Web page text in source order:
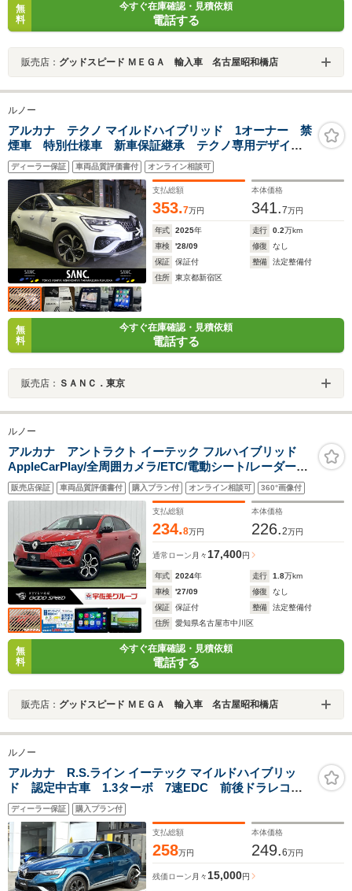
無
料
今すぐ在庫確認・見積依頼
電話する
販売店： グッドスピード ＭＥＧＡ 輸入車 名古屋昭和橋店
ルノー
アルカナ テクノ マイルドハイブリッド 1オーナー 禁
煙車 特別仕様車 新車保証継承 テクノ専用デザイ
ン 18インチアロイホイール ARKAMYSサウンドプロ
セッサー付オーディオ 360°カメラ 9.3インチマルチメ
ディアEASY LINK LEDヘッドライト ETC
ディーラー保証 車両品質評価書付 オンライン相談可
支払総額
353.7万円
本体価格
341.7万円
年式 2025年 走行 0.2万km
車検
'28/09 修復
なし
保証
保証付 整備
法定整備付
住所
東京都新宿区
無
料
今すぐ在庫確認・見積依頼
電話する
販売店： ＳＡＮＣ．東京
ルノー
アルカナ アントラクト イーテック フルハイブリッド
AppleCarPlay/全周囲カメラ/ETC/電動シート/レーダーク
ルーズ/ブラインドスポット/クリアランスソナー/パーキン
グアシスト/シートヒーター/パーキングアシスト/ステアリ
ングリモコン/プッシュスタート/純正アルミ/
販売店保証 車両品質評価書付 購入プラン付 オンライン相談可 360°画像付
支払総額
234.8万円
本体価格
226.2万円
通常ローン 月々 17,400円
年式 2024年 走行 1.8万km
車検
'27/09 修復
なし
保証
保証付 整備
法定整備付
住所
愛知県名古屋市中川区
無
料
今すぐ在庫確認・見積依頼
電話する
販売店： グッドスピード ＭＥＧＡ 輸入車 名古屋昭和橋店
ルノー
アルカナ R.S.ライン イーテック マイルドハイブリッ
ド 認定中古車 1.3ターボ 7速EDC 前後ドラレコ
ETC スマホミラーリング機能 ARKAMYSサウンド
シート・ステアリングヒーター 自動ハイビームLED
360度カメラ 18inAW アダプティブクルコン 禁煙
ディーラー保証 購入プラン付
支払総額
258万円
本体価格
249.6万円
残価ローン 月々 15,000円